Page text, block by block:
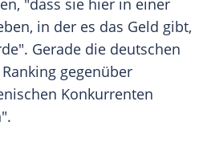
"dass sie hier in einer
in der es das Geld gibt,
Gerade die deutschen
gegenüber
Konkurrenten